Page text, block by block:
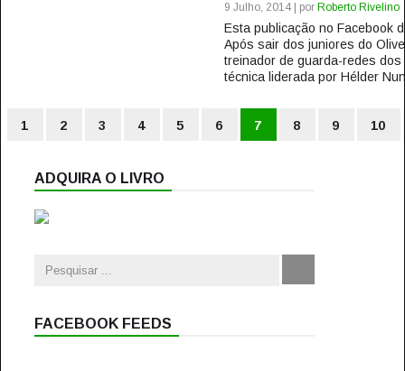
9 Julho, 2014 | por Roberto Rivelino
Esta publicação no Facebook
Após sair dos juniores do
treinador de guarda-redes
técnica liderada por Hélder
1 2 3 4 5 6 7 8 9 10
ADQUIRA O LIVRO
FACEBOOK FEEDS